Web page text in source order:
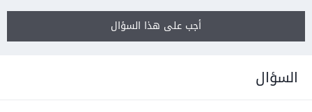
أجب على هذا السؤال
السؤال